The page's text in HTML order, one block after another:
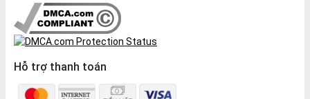
Hỗ trợ thanh toán